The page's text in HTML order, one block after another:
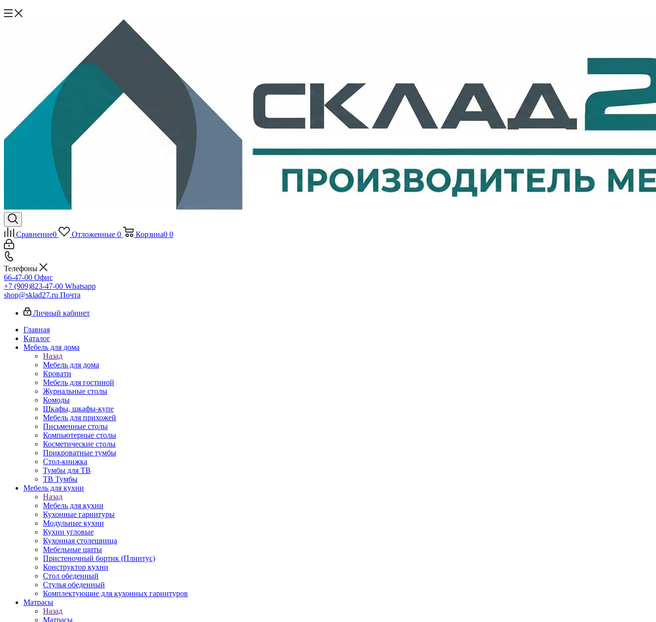
Сравнение0 Отложенные 0 Корзина0 0
Телефоны
66-47-00 Офис
+7 (909)823-47-00 Whatsapp
shop@sklad27.ru Почта
Личный кабинет
Главная
Каталог
Мебель для дома
Назад
Мебель для дома
Кровати
Мебель для гостиной
Журнальные столы
Комоды
Шкафы, шкафы-купе
Мебель для прихожей
Письменные столы
Компьютерные столы
Косметические столы
Прикроватные тумбы
Стол-книжка
Тумбы для ТВ
ТВ Тумбы
Мебель для кухни
Назад
Мебель для кухни
Кухонные гарнитуры
Модульные кухни
Кухни угловые
Кухонная столешница
Мебельные щиты
Пристеночный бортик (Плинтус)
Конструктор кухни
Стол обеденный
Стулья обеденный
Комплектующие для кухонных гарнитуров
Матраcы
Назад
Матраcы